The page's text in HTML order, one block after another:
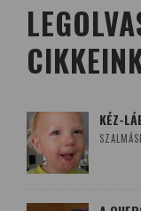
KÉZ-